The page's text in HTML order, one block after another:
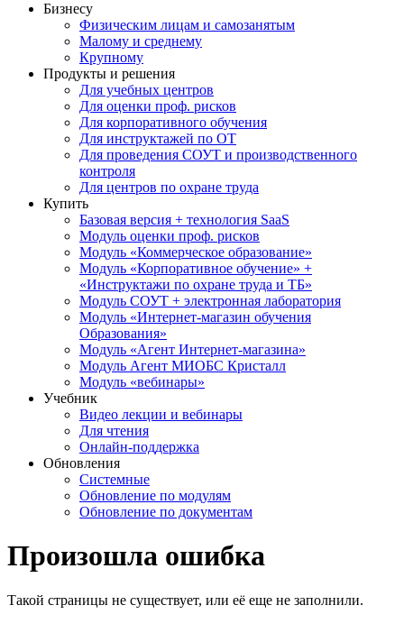
Бизнесу
Физическим лицам и самозанятым
Малому и среднему
Крупному
Продукты и решения
Для учебных центров
Для оценки проф. рисков
Для корпоративного обучения
Для инструктажей по ОТ
Для проведения СОУТ и производственного
контроля
Для центров по охране труда
Купить
Базовая версия + технология SaaS
Модуль оценки проф. рисков
Модуль «Коммерческое образование»
Модуль «Корпоративное обучение» +
«Инструктажи по охране труда и ТБ»
Модуль СОУТ + электронная лаборатория
Модуль «Интернет-магазин обучения
Образования»
Модуль «Агент Интернет-магазина»
Модуль Агент МИОБС Кристалл
Модуль «вебинары»
Учебник
Видео лекции и вебинары
Для чтения
Онлайн-поддержка
Обновления
Системные
Обновление по модулям
Обновление по документам
Произошла ошибка
Такой страницы не существует, или её еще не заполнили.